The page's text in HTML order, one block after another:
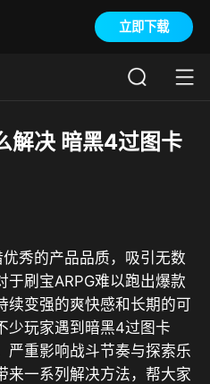
立即下载
解决 暗黑4过图卡
秀的产品品质，吸引无数
刷宝ARPG难以跑出爆款
续变强的爽快感和长期的可
少玩家遇到暗黑4过图卡
严重影响战斗节奏与探索乐
来一系列解决方法，帮大家